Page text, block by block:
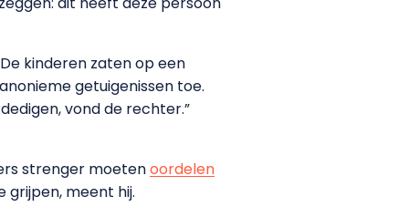
kinderen zaten op een
getuigenissen toe.
vond de rechter.”
strenger moetenoordelen
meent hij.